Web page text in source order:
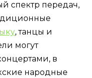
спектр передач,
, танцы и
могут
в
народные